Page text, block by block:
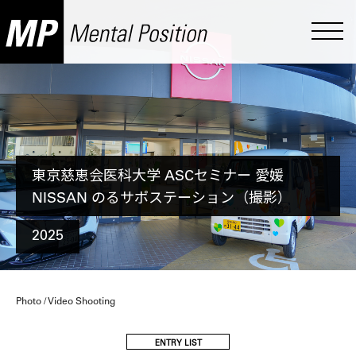
東京慈恵会医科大学 ASCセミナー 愛媛
NISSAN のるサポステーション（撮影）
2025
Photo / Video Shooting
ENTRY LIST